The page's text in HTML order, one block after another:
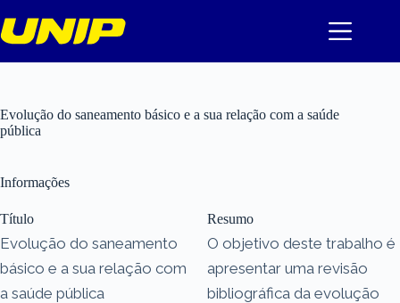
para
o
Evolução do saneamento básico e a sua relação com a saúde
pública
Informações
Título
Evolução do saneamento
básico e a sua relação com
a saúde pública
Resumo
O objetivo deste trabalho é
apresentar uma revisão
bibliográfica da evolução